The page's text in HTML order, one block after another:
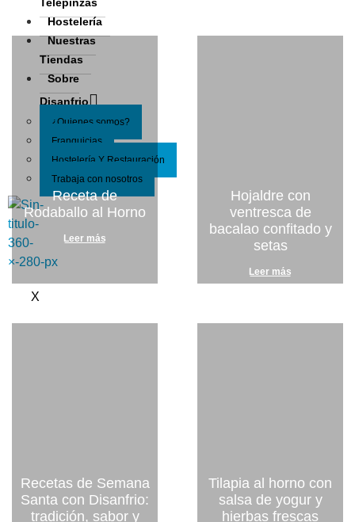
Hostelería
Nuestras
Tiendas
Sobre
Disanfrio
¿Quienes somos?
Franquicias
Hostelería Y Restauración
Trabaja con nosotros
X
Receta de
Rodaballo al Horno
Leer más
Hojaldre con
ventresca de
bacalao confitado y
setas
Leer más
Recetas de Semana
Santa con Disanfrio:
tradición, sabor y
Tilapia al horno con
salsa de yogur y
hierbas frescas